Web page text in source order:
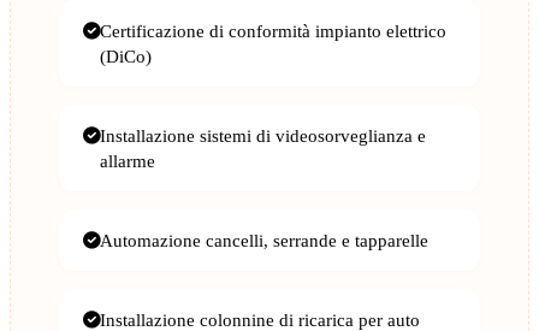
Certificazione di conformità impianto elettrico
(DiCo)
Installazione sistemi di videosorveglianza e
allarme
Automazione cancelli, serrande e tapparelle
Installazione colonnine di ricarica per auto